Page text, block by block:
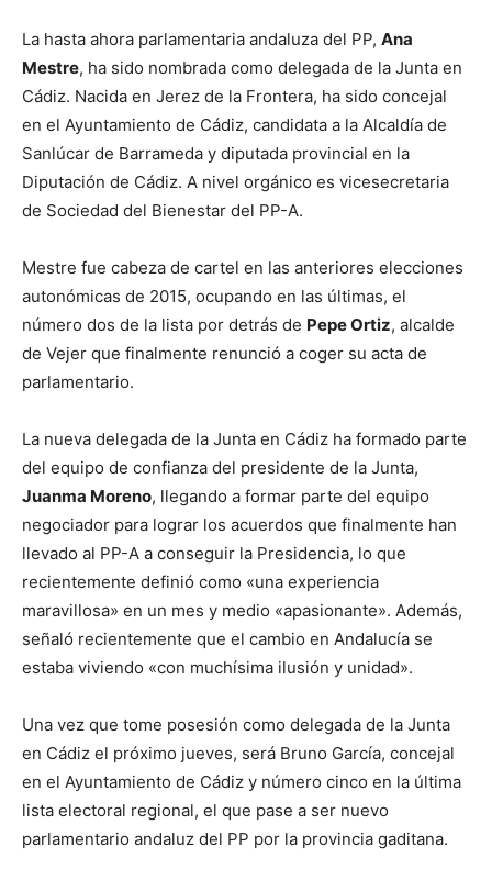
La hasta ahora parlamentaria andaluza del PP, Ana
Mestre, ha sido nombrada como delegada de la Junta en
Cádiz. Nacida en Jerez de la Frontera, ha sido concejal
en el Ayuntamiento de Cádiz, candidata a la Alcaldía de
Sanlúcar de Barrameda y diputada provincial en la
Diputación de Cádiz. A nivel orgánico es vicesecretaria
de Sociedad del Bienestar del PP-A.
Mestre fue cabeza de cartel en las anteriores elecciones
autonómicas de 2015, ocupando en las últimas, el
número dos de la lista por detrás de Pepe Ortiz, alcalde
de Vejer que finalmente renunció a coger su acta de
parlamentario.
La nueva delegada de la Junta en Cádiz ha formado parte
del equipo de confianza del presidente de la Junta,
Juanma Moreno, llegando a formar parte del equipo
negociador para lograr los acuerdos que finalmente han
llevado al PP-A a conseguir la Presidencia, lo que
recientemente definió como «una experiencia
maravillosa» en un mes y medio «apasionante». Además,
señaló recientemente que el cambio en Andalucía se
estaba viviendo «con muchísima ilusión y unidad».
Una vez que tome posesión como delegada de la Junta
en Cádiz el próximo jueves, será Bruno García, concejal
en el Ayuntamiento de Cádiz y número cinco en la última
lista electoral regional, el que pase a ser nuevo
parlamentario andaluz del PP por la provincia gaditana.